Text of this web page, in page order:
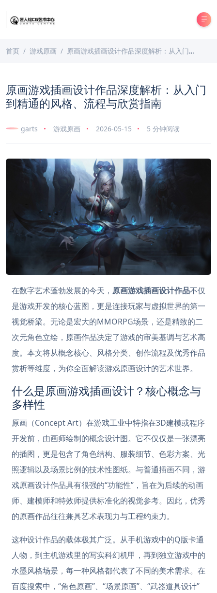
首页 游戏原画 原画游戏插画设计作品深度解析：从入门到精通的风格、流程与欣赏指南
原画游戏插画设计作品深度解析：从入门
到精通的风格、流程与欣赏指南
garts 游戏原画 2026-05-15 5 分钟阅读
在数字艺术蓬勃发展的今天， 原画游戏插画设计作品不仅
是游戏开发的核心蓝图，更是连接玩家与虚拟世界的第一
视觉桥梁。无论是宏大的MMORPG场景，还是精致的二
次元角色立绘，原画作品决定了游戏的审美基调与艺术高
度。本文将从概念核心、风格分类、创作流程及优秀作品
赏析等维度，为你全面解读游戏原画设计的艺术世界。
什么是原画游戏插画设计？核心概念与
多样性
原画（Concept Art）在游戏工业中特指在3D建模或程序
开发前，由画师绘制的概念设计图。它不仅仅是一张漂亮
的插图，更是包含了角色结构、服装细节、色彩方案、光
照逻辑以及场景比例的技术性图纸。与普通插画不同，游
戏原画设计作品具有很强的“功能性”，旨在为后续的动画
师、建模师和特效师提供标准化的视觉参考。因此，优秀
的原画作品往往兼具艺术表现力与工程约束力。
这种设计作品的载体极其广泛。从手机游戏中的Q版卡通
人物，到主机游戏里的写实科幻机甲，再到独立游戏中的
水墨风格场景，每一种风格都代表了不同的美术需求。在
百度搜索中，“角色原画”、“场景原画”、“武器道具设计”